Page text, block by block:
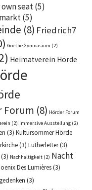
seat(5)
(5)
(8) Friedrich7
Goethe Gymnasium (2)
Heimatverein Hörde
Forum (8) Hörder Forum
(2) Immersive Ausstellung (2)
(3) Kultursommer Hörde
(3) Lutherletter(3)
(3) Nachhaltigkeit (2) Nacht
Des Lumières(3)
(3)